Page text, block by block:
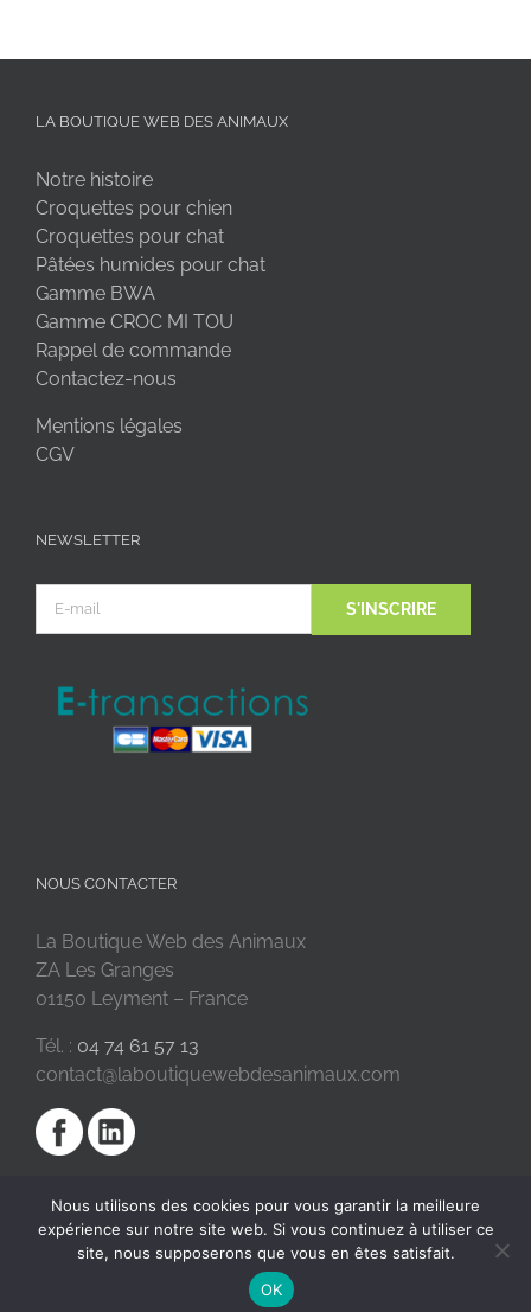
LA BOUTIQUE WEB DES ANIMAUX
Notre histoire
Croquettes pour chien
Croquettes pour chat
Pâtées humides pour chat
Gamme BWA
Gamme CROC MI TOU
Rappel de commande
Contactez-nous
Mentions légales
CGV
NEWSLETTER
NOUS CONTACTER
La Boutique Web des Animaux
ZA Les Granges
01150 Leyment – France
Tél. : 04 74 61 57 13
contact@laboutiquewebdesanimaux.com
2018 © La Boutique Web des Animaux | Réalisé par
Nous utilisons des cookies pour vous garantir la meilleure
expérience sur notre site web. Si vous continuez à utiliser ce
site, nous supposerons que vous en êtes satisfait.
OK